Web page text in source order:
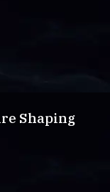
Shaping